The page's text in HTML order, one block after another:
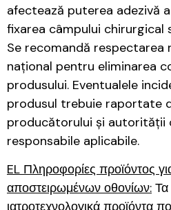
afectează puterea adezivă
fixarea câmpului chirurgical
Se recomandă respectarea
național pentru eliminarea
produsului. Eventualele
produsul trebuie raportate
producătorului și autorității
responsabile aplicabile.
EL Πληροφορίες προϊόντος
αποστειρωμένων οθονίων: